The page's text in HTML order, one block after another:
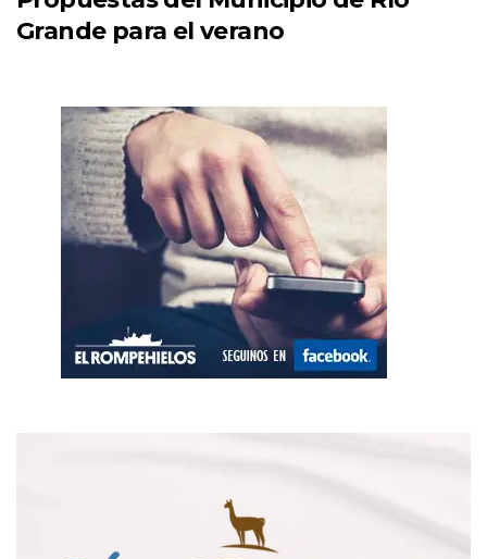
Grande para el verano